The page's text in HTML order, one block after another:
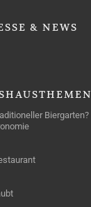
& NEWS
Biergarten?